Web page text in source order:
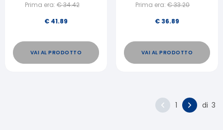
Prima era: €34.42
€ 41.89
VAI AL PRODOTTO
Prima era: €33.20
€ 36.89
VAI AL PRODOTTO
1 di 3